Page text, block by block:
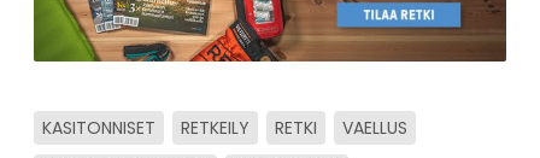
KASITONNISET RETKEILY RETKI
VAELLUS